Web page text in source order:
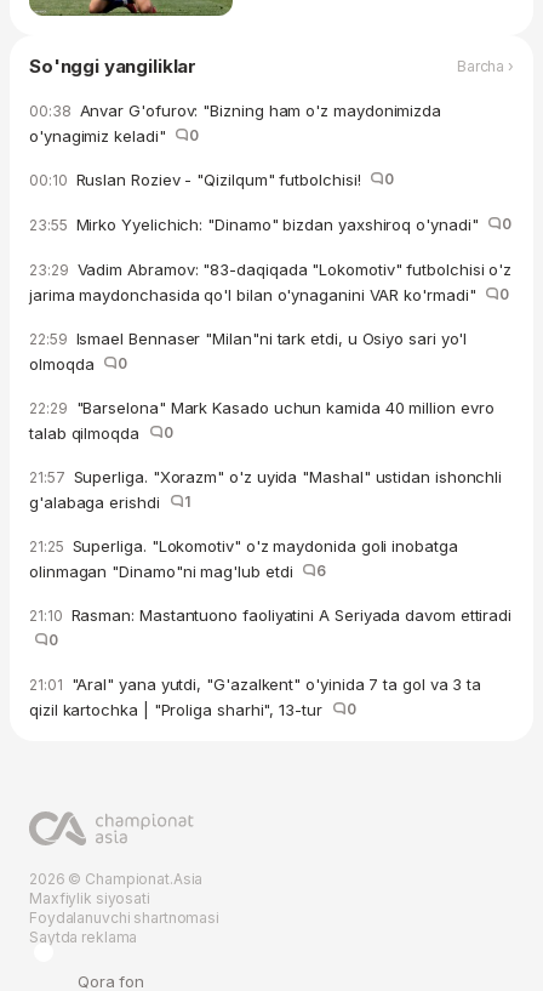
So'nggi yangiliklar Barcha ›
00:38 Anvar G'ofurov: "Bizning ham o'z maydonimizda
o'ynagimiz keladi"
0
00:10 Ruslan Roziev - "Qizilqum" futbolchisi! 0
23:55 Mirko Yyelichich: "Dinamo" bizdan yaxshiroq o'ynadi" 0
23:29 Vadim Abramov: "83-daqiqada "Lokomotiv" futbolchisi o'z
jarima maydonchasida qo'l bilan o'ynaganini VAR ko'rmadi"
0
22:59 Ismael Bennaser "Milan"ni tark etdi, u Osiyo sari yo'l
olmoqda
0
22:29 "Barselona" Mark Kasado uchun kamida 40 million evro
talab qilmoqda
0
21:57 Superliga. "Xorazm" o'z uyida "Mashal" ustidan ishonchli
g'alabaga erishdi
1
21:25 Superliga. "Lokomotiv" o'z maydonida goli inobatga
olinmagan "Dinamo"ni mag'lub etdi
6
21:10 Rasman: Mastantuono faoliyatini A Seriyada davom ettiradi
0
21:01 "Aral" yana yutdi, "G'azalkent" o'yinida 7 ta gol va 3 ta
qizil kartochka | "Proliga sharhi", 13-tur
0
2026 © Championat.Asia
Maxfiylik siyosati
Foydalanuvchi shartnomasi
Saytda reklama
Qora fon